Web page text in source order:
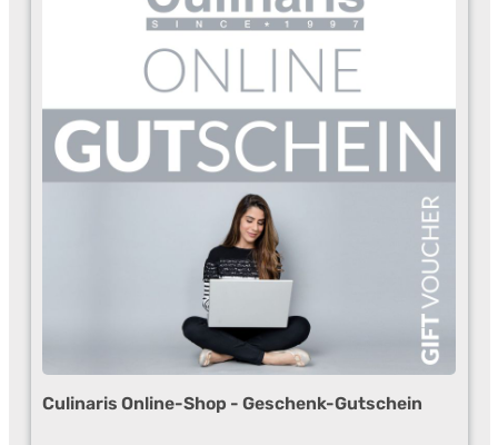
Culinaris Online-Shop - Geschenk-Gutschein